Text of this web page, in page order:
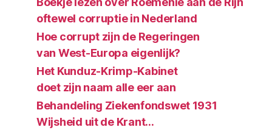
oftewel corruptie in Nederland
Hoe corrupt zijn de Regeringen
van West-Europa eigenlijk?
Het Kunduz-Krimp-Kabinet
doet zijn naam alle eer aan
Behandeling Ziekenfondswet 1931
Wijsheid uit de Krant…